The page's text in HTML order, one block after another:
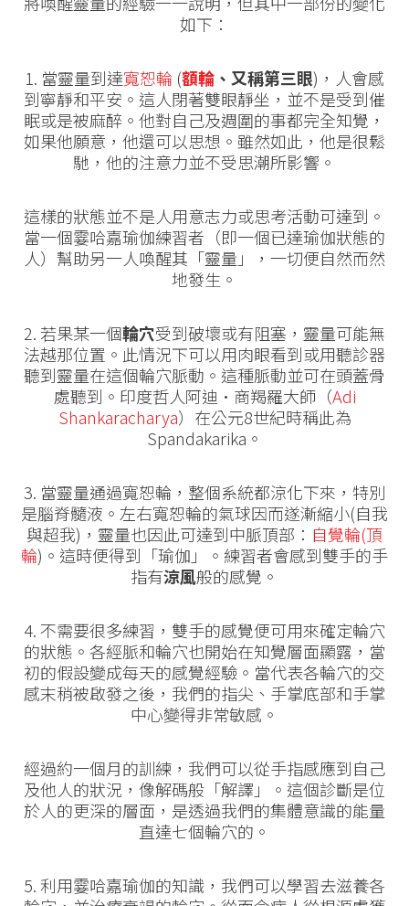
如下：
1. 當靈量到達寬恕輪 (額輪 、 又稱第三眼)，人會感
到寧靜和平安。這人閉著雙眼靜坐，並不是受到催
眠或是被麻醉。他對自己及週圍的事都完全知覺，
如果他願意，他還可以思想。雖然如此，他是很鬆
馳，他的注意力並不受思潮所影響。
這樣的狀態並不是人用意志力或思考活動可達到。
當一個霎哈嘉瑜伽練習者（即一個已達瑜伽狀態的
人）幫助另一人喚醒其「靈量」，一切便自然而然
地發生。
2. 若果某一個輪穴受到破壞或有阻塞，靈量可能無
法越那位置。此情況下可以用肉眼看到或用聽診器
聽到靈量在這個輪穴脈動。這種脈動並可在頭蓋骨
處聽到。印度哲人阿迪·商羯羅大師（Adi
Shankaracharya）在公元8世紀時稱此為
Spandakarika。
3. 當靈量通過寬恕輪，整個系統都涼化下來，特別
是腦脊髓液。左右寬恕輪的氣球因而遂漸縮小(自我
與超我)，靈量也因此可達到中脈頂部： 自覺輪(頂
輪)。這時便得到「瑜伽」。練習者會感到雙手的手
指有涼風般的感覺。
4. 不需要很多練習，雙手的感覺便可用來確定輪穴
的狀態。各經脈和輪穴也開始在知覺層面顯露，當
初的假設變成每天的感覺經驗。當代表各輪穴的交
感末稍被啟發之後，我們的指尖、手掌底部和手掌
中心變得非常敏感。
經過約一個月的訓練，我們可以從手指感應到自己
及他人的狀況，像解碼般「解譯」。這個診斷是位
於人的更深的層面，是透過我們的集體意識的能量
直達七個輪穴的。
5. 利用霎哈嘉瑜伽的知識，我們可以學習去滋養各